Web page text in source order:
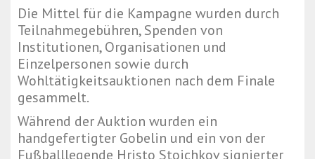
Die Mittel für die Kampagne wurden durch
Teilnahmegebühren, Spenden von
Institutionen, Organisationen und
Einzelpersonen sowie durch
Wohltätigkeitsauktionen nach dem Finale
gesammelt.
Während der Auktion wurden ein
handgefertigter Gobelin und ein von der
Fußballlegende Hristo Stoichkov signierter